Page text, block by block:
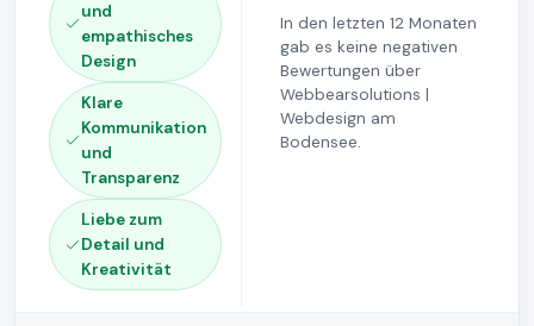
und
empathisches
Design
Klare
Kommunikation
und
Transparenz
Liebe zum
Detail und
Kreativität
In den letzten 12 Monaten
gab es keine negativen
Bewertungen über
Webbearsolutions |
Webdesign am
Bodensee.